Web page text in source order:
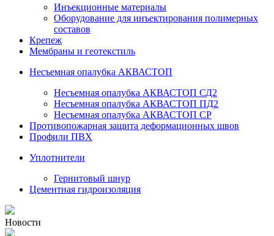
Инъекционные материалы
Оборудование для инъектирования полимерных
составов
Крепеж
Мембраны и геотекстиль
Несъемная опалубка АКВАСТОП
Несъемная опалубка АКВАСТОП СД2
Несъемная опалубка АКВАСТОП ПД2
Несъемная опалубка АКВАСТОП СР
Противопожарная защита деформационных швов
Профили ПВХ
Уплотнители
Гернитовый шнур
Цементная гидроизоляция
Новости